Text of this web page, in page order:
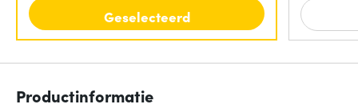
Geselecteerd
Productinformatie